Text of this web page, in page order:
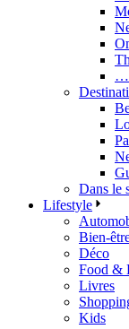
Dans le
Lifestyle
Bien-
Déco
Food &
Livres
Kids